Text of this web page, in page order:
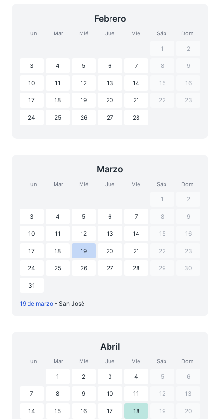
Febrero
Lun Mar Mié Jue Vie Sáb Dom
1 2
3 4 5 6 7 8 9
10 11 12 13 14 15 16
17 18 19 20 21 22 23
24 25 26 27 28
Marzo
Lun Mar Mié Jue Vie Sáb Dom
1 2
3 4 5 6 7 8 9
10 11 12 13 14 15 16
17 18 19 20 21 22 23
24 25 26 27 28 29 30
31
19 de marzo – San José
Abril
Lun Mar Mié Jue Vie Sáb Dom
1 2 3 4 5 6
7 8 9 10 11 12 13
14 15 16 17 18 19 20